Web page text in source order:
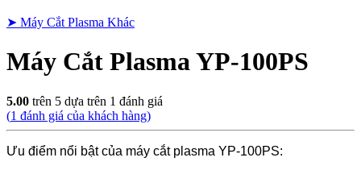
➤ Máy Cắt Plasma Khác
Máy Cắt Plasma YP-100PS
5.00 trên 5 dựa trên 1 đánh giá
(1 đánh giá của khách hàng)
Ưu điểm nổi bật của máy cắt plasma YP-100PS: